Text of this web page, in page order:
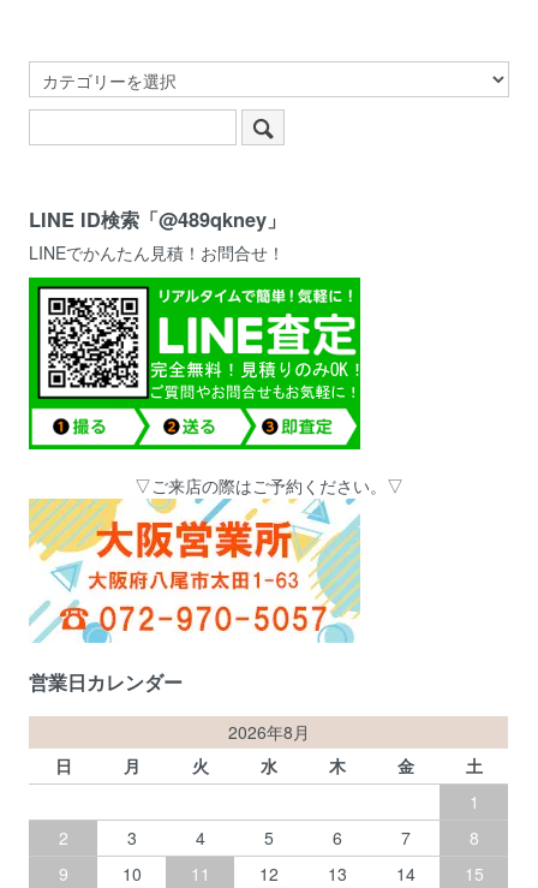
LINE ID検索「@489qkney」
LINEでかんたん見積！お問合せ！
▽ご来店の際はご予約ください。▽
営業日カレンダー
2026年8月
日
月 火 水 木 金
土
1
2
3 4 5 6 7
8
9
10 11 12 13 14 15